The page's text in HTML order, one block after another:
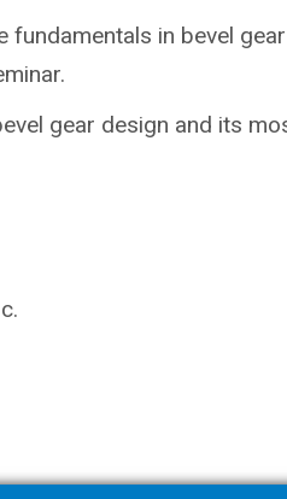
in bevel
gear design and its